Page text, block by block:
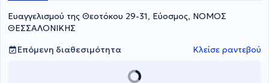
Ευαγγελισμού της Θεοτόκου 29-31, Εύοσμος, ΝΟΜΟΣ
ΘΕΣΣΑΛΟΝΙΚΗΣ
Επόμενη διαθεσιμότητα
Κλείσε ραντεβού